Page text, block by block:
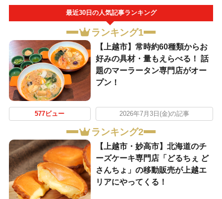
最近30日の人気記事ランキング
ランキング1
【上越市】常時約60種類からお
好みの具材・量もえらべる！ 話
題のマーラータン専門店がオー
プン！
577ビュー 2026年7月3日(金)の記事
ランキング2
【上越市・妙高市】北海道のチ
ーズケーキ専門店「どるちぇ ど
さんちょ」の移動販売が上越エ
リアにやってくる！